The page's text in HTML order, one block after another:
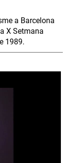
a Barcelona
X Setmana
1989.